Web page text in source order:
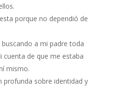
porque no dependió de
a mi padre toda
cuenta de que me estaba
mismo.
profunda sobre identidad y